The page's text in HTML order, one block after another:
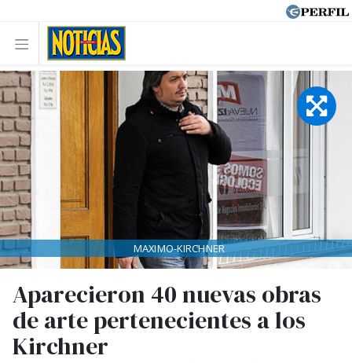
Aparecieron 40 nuevas obras
de arte pertenecientes a los
Kirchner
MAXIMO-KIRCHNER